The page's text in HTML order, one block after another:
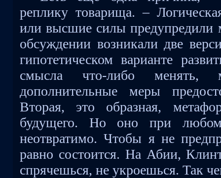
реплику товарища. –
или высшие силы предупредили
обсуждении возникали две
гипотетическом варианте
смысла что-либо
дополнительные меры
Вторая, это образная,
будущего. Но оно при любом
неотвратимо. Чтобы я не
равно состоится. На Абии,
спрячешься, не укроешься. Так